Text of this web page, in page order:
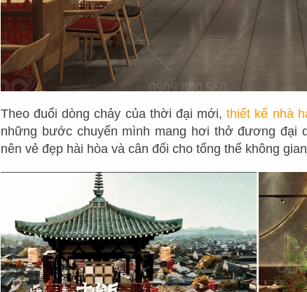
Theo đuổi dòng chảy của thời đại mới,thiết kế nhà
những bước chuyển mình mang hơi thở đương đại
nên vẻ đẹp hài hòa và cân đối cho tổng thể không